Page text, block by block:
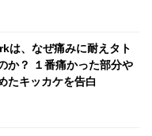
本のアイテムにびっくり
グの中身がほぼ日本の物
は、なぜ痛みに耐えタト
か？ １番痛かった部分や
たキッカケを告白